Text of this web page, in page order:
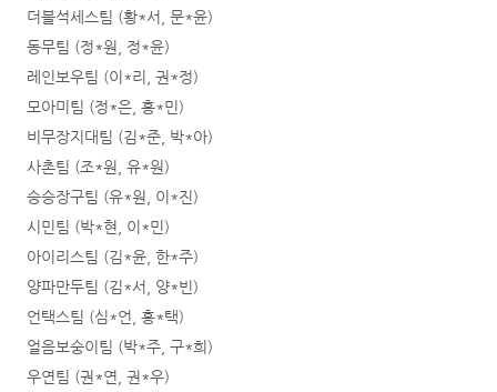
더블석세스팀 (황*서, 문*윤)
동무팀 (정*원, 정*윤)
레인보우팀 (이*리, 권*정)
모아미팀 (정*은, 홍*민)
비무장지대팀 (김*준, 박*아)
사촌팀 (조*원, 유*원)
승승장구팀 (유*원, 이*진)
시민팀 (박*현, 이*민)
아이리스팀 (김*윤, 한*주)
양파만두팀 (김*서, 양*빈)
언택스팀 (심*언, 홍*택)
얼음보숭이팀 (박*주, 구*희)
우연팀 (권*연, 권*우)